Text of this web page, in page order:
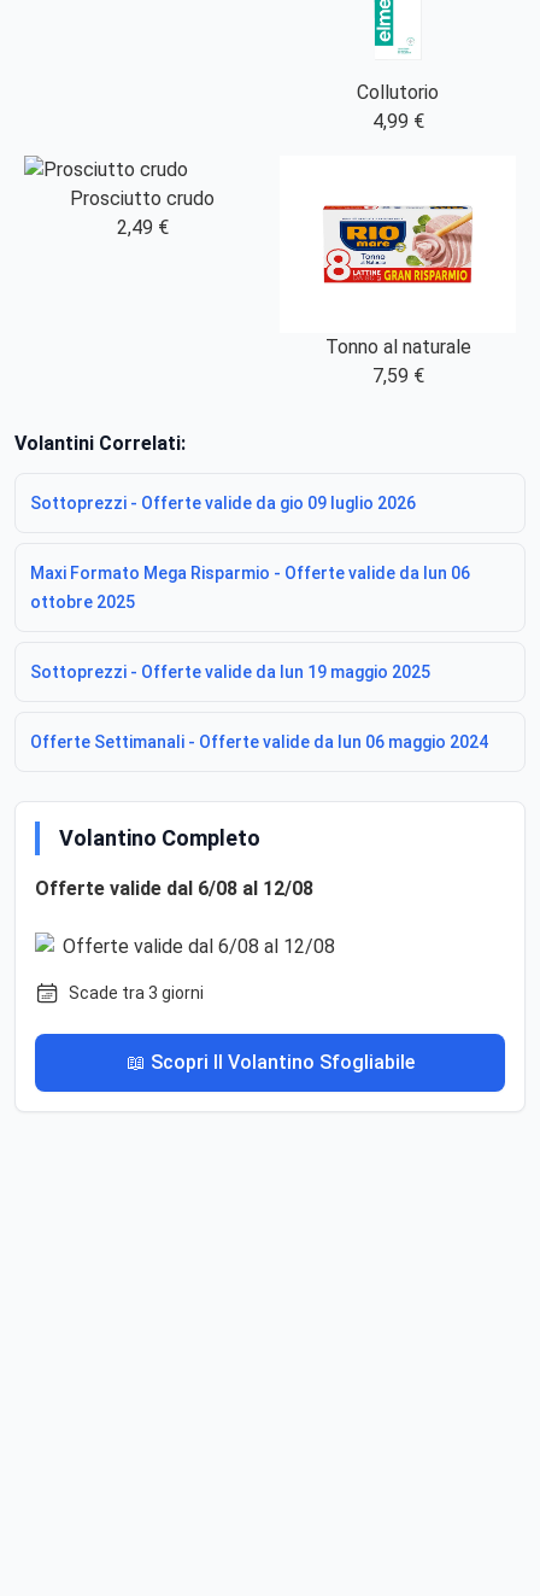
Collutorio
4,99 €
Prosciutto crudo
2,49 €
Tonno al naturale
7,59 €
Volantini Correlati:
Sottoprezzi - Offerte valide da gio 09 luglio 2026
Maxi Formato Mega Risparmio - Offerte valide da lun 06
ottobre 2025
Sottoprezzi - Offerte valide da lun 19 maggio 2025
Offerte Settimanali - Offerte valide da lun 06 maggio 2024
Volantino Completo
Offerte valide dal 6/08 al 12/08
Scade tra 3 giorni
📖 Scopri Il Volantino Sfogliabile